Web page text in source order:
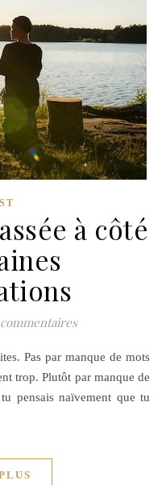
à côté
trop. Plutôt par manque de
pensais naïvement que tu